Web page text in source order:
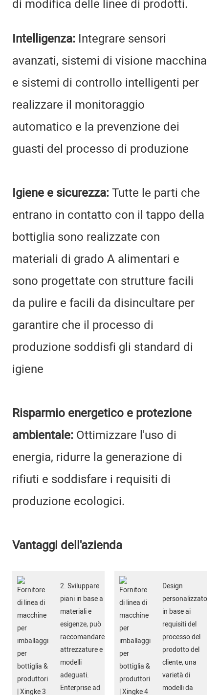
di modifica delle linee di prodotti.
Intelligenza: Integrare sensori
avanzati, sistemi di visione macchina
e sistemi di controllo intelligenti per
realizzare il monitoraggio
automatico e la prevenzione dei
guasti del processo di produzione
Igiene e sicurezza:Tutte le parti che
entrano in contatto con il tappo della
bottiglia sono realizzate con
materiali di grado A alimentari e
sono progettate con strutture facili
da pulire e facili da disincultare per
garantire che il processo di
produzione soddisfi gli standard di
igiene
Risparmio energetico e protezione
ambientale: Ottimizzare l'uso di
energia, ridurre la generazione di
rifiuti e soddisfare i requisiti di
produzione ecologici.
Vantaggi dell'azienda
2. Sviluppare
piani in base a
materiali e
esigenze, può
raccomandare
attrezzature e
modelli
adeguati.
Enterprise ad
Design
personalizzato
in base ai
requisiti del
processo del
prodotto del
cliente, una
varietà di
modelli da